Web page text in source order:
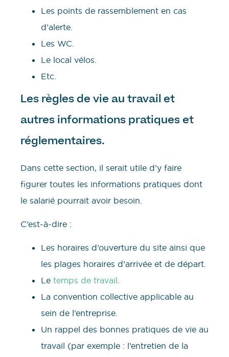
Les points de rassemblement en cas
d’alerte.
Les WC.
Le local vélos.
Etc.
Les règles de vie au travail et
autres informations pratiques et
réglementaires.
Dans cette section, il serait utile d’y faire
figurer toutes les informations pratiques dont
le salarié pourrait avoir besoin.
C’est-à-dire :
Les horaires d’ouverture du site ainsi que
les plages horaires d’arrivée et de départ.
Le temps de travail.
La convention collective applicable au
sein de l’entreprise.
Un rappel des bonnes pratiques de vie au
travail (par exemple : l’entretien de la